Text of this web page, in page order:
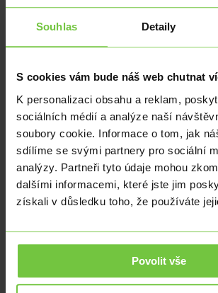
Souhlas Detaily
S cookies vám bude náš web chutnat
K personalizaci obsahu a reklam,
sociálních médií a analýze naší
soubory cookie. Informace o tom, jak
sdílíme se svými partnery pro sociální
analýzy. Partneři tyto údaje mohou
dalšími informacemi, které jste jim
získali v důsledku toho, že používáte
Povolit vše
Fed se snižováním sazeb ještě vyčká
Koruna kompenzuje ztráty z úvodu týdne.
lednové inflace.
Ekonomika |
Maďarská centrální banka snížila sazby
Centrální bankéři v Maďarsku zvolňují tempo
maďarský forint po zveřejnění výsledku
Ekonomika|EUR